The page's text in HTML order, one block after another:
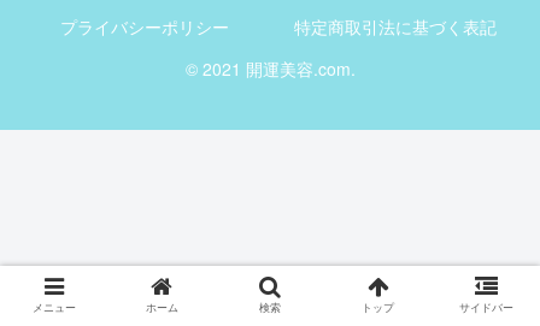
プライバシーポリシー
特定商取引法に基づく表記
© 2021 開運美容.com.
メニュー ホーム 検索 トップ サイドバー